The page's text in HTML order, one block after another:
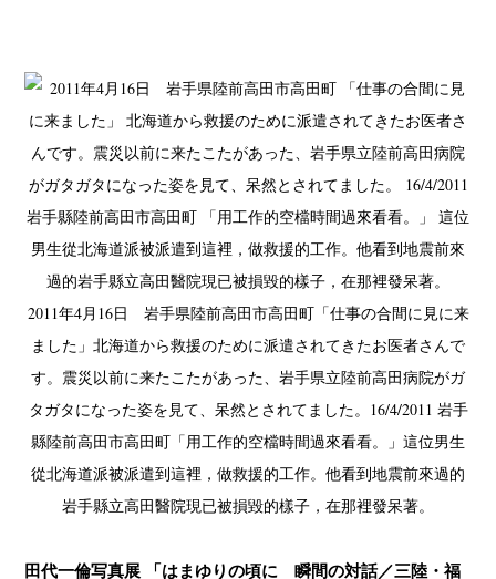
2011年4月16日 岩手県陸前高田市高田町「仕事の合間に見に来
ました」 北海道から救援のために派遣されてきたお医者さんで
す。震災以前に来たこたがあった、岩手県立陸前高田病院がガ
タガタになった姿を見て、呆然とされてました。 16/4/2011 岩手
縣陸前高田市高田町 「用工作的空檔時間過來看看。」 這位男生
從北海道派被派遣到這裡，做救援的工作。他看到地震前來過的
岩手縣立高田醫院現已被損毀的樣子，在那裡發呆著。
田代一倫写真展 「はまゆりの頃に 瞬間の対話／三陸・福